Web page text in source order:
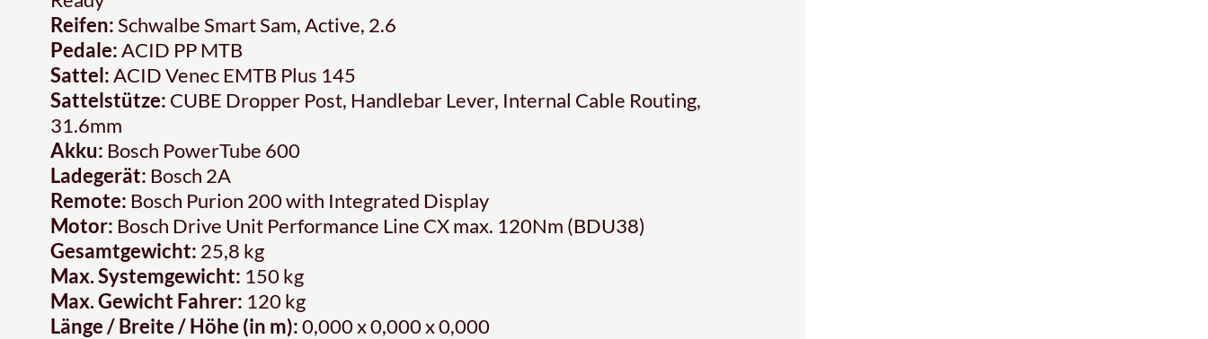
Reifen:Schwalbe Smart Sam, Active, 2.6
Pedale:ACID PP MTB
Sattel:ACID Venec EMTB Plus 145
Sattelstütze: CUBE Dropper Post, Handlebar Lever, Internal Cable Routing,
31.6mm
Akku: Bosch PowerTube 600
Ladegerät: Bosch 2A
Remote: Bosch Purion 200 with Integrated Display
Motor: Bosch Drive Unit Performance Line CX max. 120Nm (BDU38)
Gesamtgewicht: 25,8 kg
Max. Systemgewicht: 150 kg
Max. Gewicht Fahrer: 120 kg
Länge / Breite / Höhe (in m):0,000 x 0,000 x 0,000